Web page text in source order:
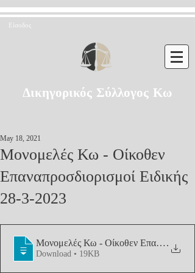
Είσοδος
Δικηγορικός Σύλλογος Κω
Μονομελές Κω - Οίκοθεν
Επαναπροσδιορισμοί Ειδικής
28-3-2023
May 18, 2021
Μονομελές Κω - Οίκοθεν .
Download • 19KB